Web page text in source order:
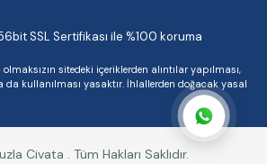
SSL Sertifikası ile %100 koruma
olmaksızın sitedeki içeriklerden alıntılar yapılması,
kullanılması yasaktır. İhlallerden doğacak yasal
Civata . Tüm Hakları Saklıdır.